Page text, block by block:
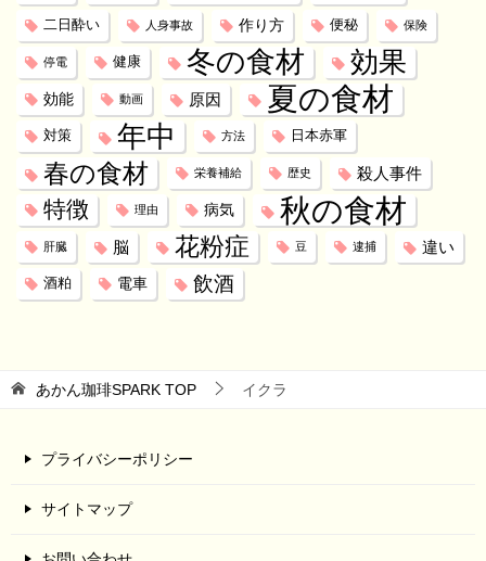
二日酔い 人身事故 作り方 便秘 保険
停電 健康 冬の食材 効果
効能 動画 原因 夏の食材
対策 年中 方法 日本赤軍
春の食材 栄養補給 歴史 殺人事件
特徴 理由 病気 秋の食材
肝臓 脳 花粉症 豆 逮捕 違い
酒粕 電車 飲酒
あかん珈琲SPARK TOP イクラ
プライバシーポリシー
サイトマップ